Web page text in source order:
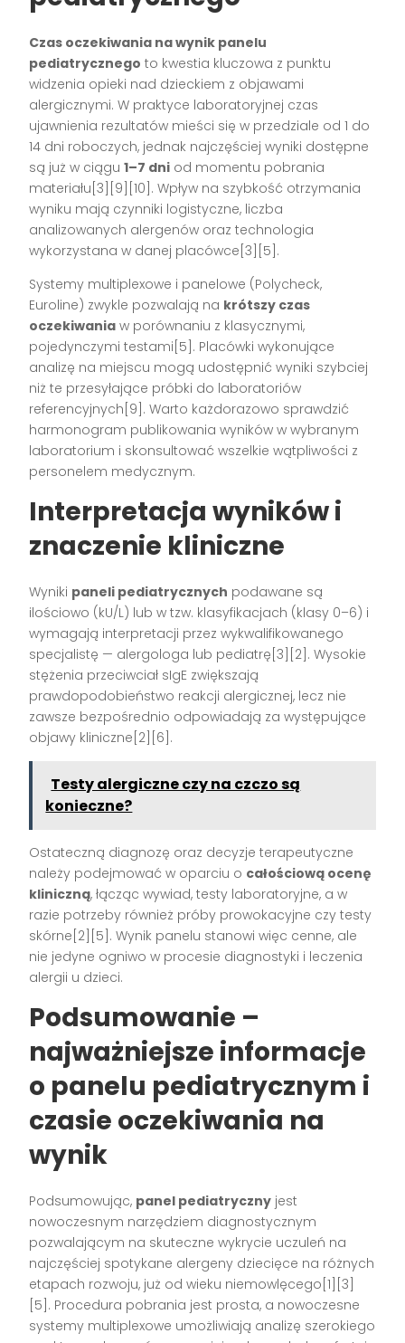
Czas oczekiwania na wynik panelu
pediatrycznego to kwestia kluczowa z punktu
widzenia opieki nad dzieckiem z objawami
alergicznymi. W praktyce laboratoryjnej czas
ujawnienia rezultatów mieści się w przedziale od 1 do
14 dni roboczych, jednak najczęściej wyniki dostępne
są już w ciągu1–7 dni od momentu pobrania
materiału[3][9][10]. Wpływ na szybkość otrzymania
wyniku mają czynniki logistyczne, liczba
analizowanych alergenów oraz technologia
wykorzystana w danej placówce[3][5].
Systemy multiplexowe i panelowe (Polycheck,
Euroline) zwykle pozwalają na krótszy czas
oczekiwania w porównaniu z klasycznymi,
pojedynczymi testami[5]. Placówki wykonujące
analizę na miejscu mogą udostępnić wyniki szybciej
niż te przesyłające próbki do laboratoriów
referencyjnych[9]. Warto każdorazowo sprawdzić
harmonogram publikowania wyników w wybranym
laboratorium i skonsultować wszelkie wątpliwości z
personelem medycznym.
Interpretacja wyników i
znaczenie kliniczne
Wyniki paneli pediatrycznych podawane są
ilościowo (kU/L) lub w tzw. klasyfikacjach (klasy 0–6) i
wymagają interpretacji przez wykwalifikowanego
specjalistę — alergologa lub pediatrę[3][2]. Wysokie
stężenia przeciwciał sIgE zwiększają
prawdopodobieństwo reakcji alergicznej, lecz nie
zawsze bezpośrednio odpowiadają za występujące
objawy kliniczne[2][6].
Testy alergiczne czy na czczo są
konieczne?
Ostateczną diagnozę oraz decyzje terapeutyczne
należy podejmować w oparciu o całościową ocenę
kliniczną, łącząc wywiad, testy laboratoryjne, a w
razie potrzeby również próby prowokacyjne czy testy
skórne[2][5]. Wynik panelu stanowi więc cenne, ale
nie jedyne ogniwo w procesie diagnostyki i leczenia
alergii u dzieci.
Podsumowanie –
najważniejsze informacje
o panelu pediatrycznym i
czasie oczekiwania na
wynik
Podsumowując, panel pediatryczny jest
nowoczesnym narzędziem diagnostycznym
pozwalającym na skuteczne wykrycie uczuleń na
najczęściej spotykane alergeny dziecięce na różnych
etapach rozwoju, już od wieku niemowlęcego[1][3]
[5]. Procedura pobrania jest prosta, a nowoczesne
systemy multiplexowe umożliwiają analizę szerokiego